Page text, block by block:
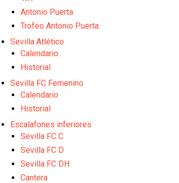
Kochorashvili, seria opción para
Sow muy cerca de cerrar su traspaso al
Banquillos confirmados: así queda la
Antonio Puerta
Trofeo Antonio Puerta
Sevilla Atlético
Calendario
Historial
Sevilla FC Femenino
Calendario
Historial
Escalafones inferiores
Sevilla FC C
Sevilla FC D
Sevilla FC DH
Cantera